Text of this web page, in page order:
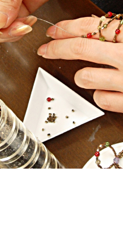
お問い合わせ
ブログ